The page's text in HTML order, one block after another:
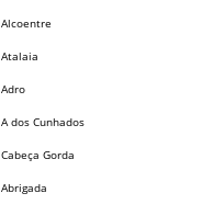
Alcoentre
Atalaia
Adro
A dos Cunhados
Cabeça Gorda
Abrigada